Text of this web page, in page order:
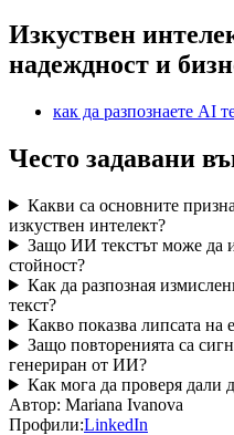
Изкуствен
надеждност и
как да разпознаете AI
Често задавани
Какви са основните
изкуствен интелект?
Защо ИИ текстът може да
стойност?
Как да разпозная
текст?
Какво показва липсата на
Защо повторенията са
генериран от ИИ?
Как мога да проверя дали
Автор: Mariana Ivanova
Профили:LinkedIn